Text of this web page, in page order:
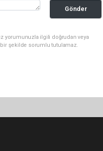
Gönder
yorumunuzla ilgili doğrudan veya
şekilde sorumlu tutulamaz.